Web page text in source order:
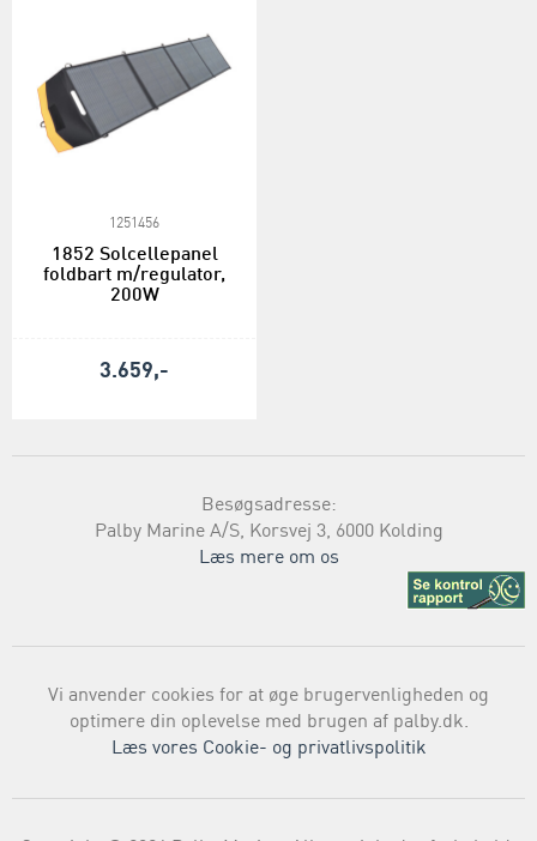
1251456
1852 Solcellepanel
foldbart m/regulator,
200W
3.659,-
Besøgsadresse:
Palby Marine A/S, Korsvej 3, 6000 Kolding
Læs mere om os
Vi anvender cookies for at øge brugervenligheden og
optimere din oplevelse med brugen af palby.dk.
Læs vores Cookie- og privatlivspolitik